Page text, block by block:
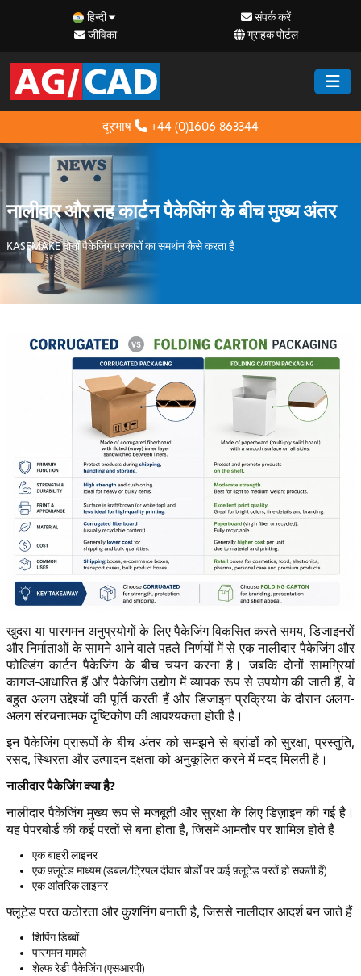
हिन्दी
संपर्क करें
जीविका
ग्राहक पोर्टल
दूरभाष +44 (0)1606 863344
नालीदार और तह कार्टन पैकेजिंग के बीच मुख्य अंतर
KASEMAKE दोनों पैकेजिंग प्रकारों का समर्थन कैसे करता है
खुदरा या पारगमन अनुप्रयोगों के लिए पैकेजिंग विकसित करते समय, डिजाइनरों
और निर्माताओं के सामने आने वाले पहले निर्णयों में से एक नालीदार पैकेजिंग और
फोल्डिंग कार्टन पैकेजिंग के बीच चयन करना है। जबकि दोनों सामग्रियां
कागज-आधारित हैं और पैकेजिंग उद्योग में व्यापक रूप से उपयोग की जाती हैं, वे
बहुत अलग उद्देश्यों की पूर्ति करती हैं और डिजाइन प्रक्रिया के दौरान अलग-
अलग संरचनात्मक दृष्टिकोण की आवश्यकता होती है।
इन पैकेजिंग प्रारूपों के बीच अंतर को समझने से ब्रांडों को सुरक्षा, प्रस्तुति,
रसद, स्थिरता और उत्पादन दक्षता को अनुकूलित करने में मदद मिलती है।
नालीदार पैकेजिंग क्या है?
नालीदार पैकेजिंग मुख्य रूप से मजबूती और सुरक्षा के लिए डिज़ाइन की गई है।
यह पेपरबोर्ड की कई परतों से बना होता है, जिसमें आमतौर पर शामिल होते हैं
एक बाहरी लाइनर
एक फ़्लूटेड माध्यम (डबल/ट्रिपल दीवार बोर्डों पर कई फ़्लूटेड परतें हो सकती हैं)
एक आंतरिक लाइनर
फ्लूटेड परत कठोरता और कुशनिंग बनाती है, जिससे नालीदार आदर्श बन जाते हैं
शिपिंग डिब्बों
पारगमन मामले
शेल्फ रेडी पैकेजिंग (एसआरपी)